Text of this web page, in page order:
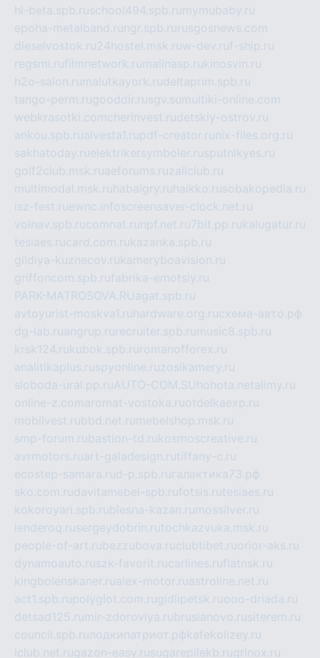
hl-beta.spb.ruschool494.spb.ru mymubaby.ru
epoha-metalband.ru ngr.spb.ru rusgosnews.com
dieselvostok.ru24hostel.msk.ruw-dev.ruf-ship.ru
regsmi.rufilmnetwork.ru malinasp.rukinosvin.ru
h2o-salon.ru malutkayork.rudeltaprim.spb.ru
tango-perm.rugooddir.rusgv.su multiki-online.com
webkrasotki.comcherinvest.rudetskiy-ostrov.ru
ankou.spb.rualvesta1.rupdf-creator.ru nix-files.org.ru
sakhatoday.ruelektrikersymboler.rusputnikyes.ru
golf2club.msk.ruaeforums.ruzallclub.ru
multimodal.msk.ru habaigry.ru haikko.rusobakopedia.ru
isz-fest.ruewnc.infoscreensaver-clock.net.ru
volnav.spb.rucomnat.ru npf.net.ru 7bit.pp.rukalugatur.ru
tesiaes.rucard.com.rukazanka.spb.ru
gildiya-kuznecov.rukameryboavision.ru
griffoncom.spb.rufabrika-emotsiy.ru
PARK-MATROSOVA.RUagat.spb.ru
avtoyurist-moskva1.ru hardware.org.ruсхема-авто.рф
dg-lab.ruangrup.ru recruiter.spb.ru music8.spb.ru
krsk124.rukubok.spb.ru romanofforex.ru
analitikaplus.ruspyonline.ruzosikamery.ru
sloboda-ural.pp.ruAUTO-COM.SU hohota.net alimy.ru
online-z.comaromat-vostoka.ruotdelkaexp.ru
mobilvest.rubbd.net.ru mebelshop.msk.ru
smp-forum.rubastion-td.rukosmoscreative.ru
avrmotors.ruart-galadesign.rutiffany-c.ru
ecostep-samara.rud-p.spb.ru галактика73.рф
sko.com.rudavitamebel-spb.rufotsis.rutesiaes.ru
kokoroyari.spb.rublesna-kazan.ru mossilver.ru
lenderoq.rusergeydobrin.rutochkazvuka.msk.ru
people-of-art.rubezzubova.ruclubtibet.ruorior-aks.ru
dynamoauto.ruszk-favorit.rucarlines.ruflatnsk.ru
kingbolenskaner.rualex-motor.ruastroline.net.ru
act1.spb.rupolyglot.com.rugidlipetsk.ruooo-driada.ru
detsad125.ru mir-zdoroviya.rubruslanovo.rusiterem.ru
council.spb.ruлодкипатриот.рфkafekolizey.ru
iclub.net.rugazon-easy.rusugarepilekb.rugrinox.ru